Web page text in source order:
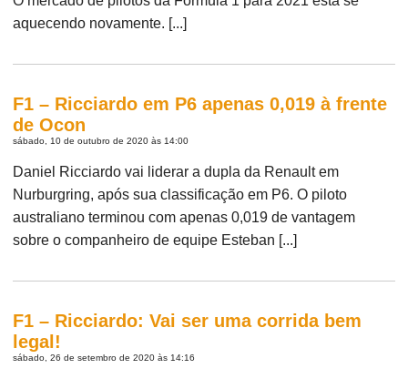
aquecendo novamente. [...]
F1 – Ricciardo em P6 apenas 0,019 à frente
de Ocon
sábado, 10 de outubro de 2020 às 14:00
Daniel Ricciardo vai liderar a dupla da Renault em
Nurburgring, após sua classificação em P6. O piloto
australiano terminou com apenas 0,019 de vantagem
sobre o companheiro de equipe Esteban [...]
F1 – Ricciardo: Vai ser uma corrida bem
legal!
sábado, 26 de setembro de 2020 às 14:16